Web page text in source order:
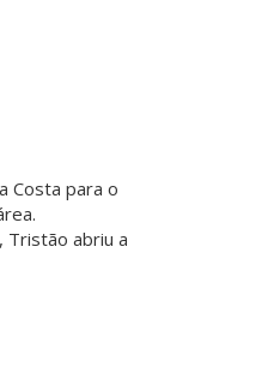
Costa para o
Tristão abriu a